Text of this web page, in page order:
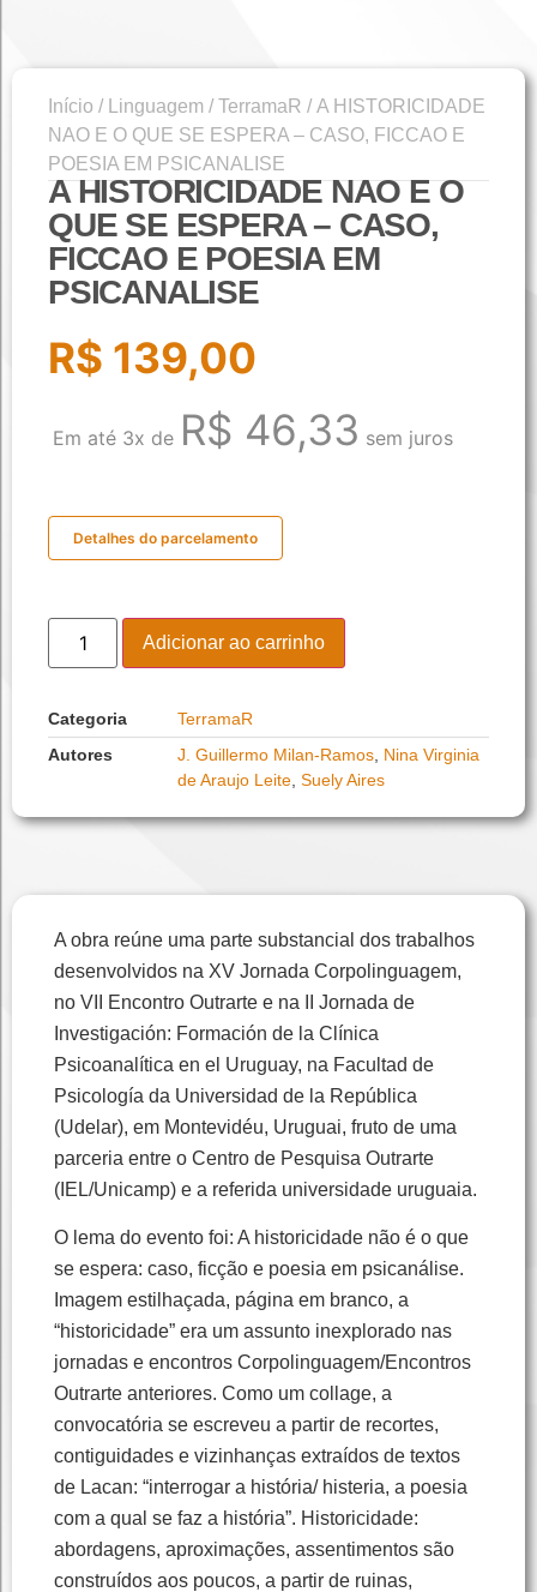
Início / Linguagem /TerramaR / A HISTORICIDADE
NAO E O QUE SE ESPERA – CASO, FICCAO E
POESIA EM PSICANALISE
A HISTORICIDADE NAO E O
QUE SE ESPERA – CASO,
FICCAO E POESIA EM
PSICANALISE
R$ 139,00
Em até 3x de R$ 46,33 sem juros
Detalhes do parcelamento
Adicionar ao carrinho
Categoria
TerramaR
Autores
J. Guillermo Milan-Ramos Nina Virginia
de Araujo Leite Suely Aires
A obra reúne uma parte substancial dos trabalhos
desenvolvidos na XV Jornada Corpolinguagem,
no VII Encontro Outrarte e na II Jornada de
Investigación: Formación de la Clínica
Psicoanalítica en el Uruguay, na Facultad de
Psicología da Universidad de la República
(Udelar), em Montevidéu, Uruguai, fruto de uma
parceria entre o Centro de Pesquisa Outrarte
(IEL/Unicamp) e a referida universidade uruguaia.
O lema do evento foi: A historicidade não é o que
se espera: caso, ficção e poesia em psicanálise.
Imagem estilhaçada, página em branco, a
“historicidade” era um assunto inexplorado nas
jornadas e encontros Corpolinguagem/Encontros
Outrarte anteriores. Como um collage, a
convocatória se escreveu a partir de recortes,
contiguidades e vizinhanças extraídos de textos
de Lacan: “interrogar a história/ histeria, a poesia
com a qual se faz a história”. Historicidade:
abordagens, aproximações, assentimentos são
construídos aos poucos, a partir de ruinas,